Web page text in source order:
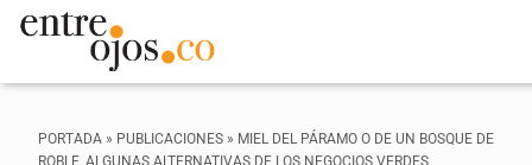
PORTADA » PUBLICACIONES » MIEL DEL PÁRAMO O DE UN BOSQUE DE
ROBLE, ALGUNAS ALTERNATIVAS DE LOS NEGOCIOS VERDES